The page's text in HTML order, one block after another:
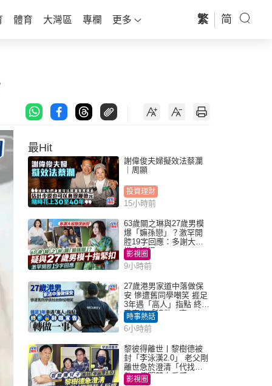
體育 大灣區 專欄 更多 繁 简
最Hit
謝偉俊夫婦擬效法蔡瀾
｜周顯
投資理財
15小時前
63歲關之琳與27歲男模
爆「嫲孫戀」？激罕開
腔19字回應：多謝大家
掛念近況
影視圈
9小時前
27歲港男家道中落做保
安 慘遭舊同學嘲笑 捱足
3年遇「高人」指點 終辭
職宣告「轉做一事」｜
Juicy叮
時事熱話
6小時前
黎彼得離世丨黎樹德被
封「李泳漢2.0」 老父剛
離世急於澄清「代找卡
數」傳聞惹人反感
影視圈